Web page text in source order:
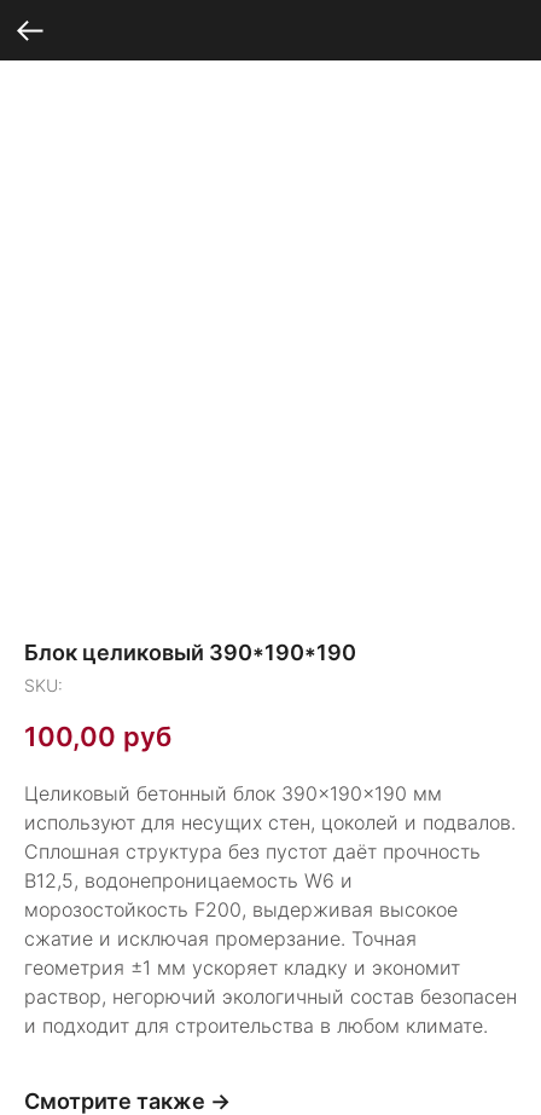
Блок целиковый 390*190*190
SKU:
100,00 руб
Целиковый бетонный блок 390×190×190 мм
используют для несущих стен, цоколей и подвалов.
Сплошная структура без пустот даёт прочность
В12,5, водонепроницаемость W6 и
морозостойкость F200, выдерживая высокое
сжатие и исключая промерзание. Точная
геометрия ±1 мм ускоряет кладку и экономит
раствор, негорючий экологичный состав безопасен
и подходит для строительства в любом климате.
Смотрите также →